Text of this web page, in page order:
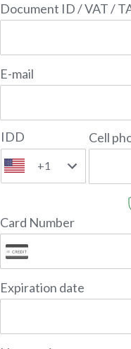
Document ID / VAT /
E-mail
IDD
+1
Cell
Card Number
Expiration date